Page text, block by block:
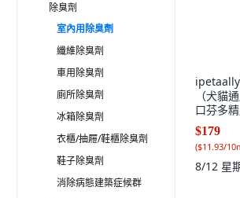
除臭劑
室內用除臭劑
纖維除臭劑
車用除臭劑
廁所除臭劑
冰箱除臭劑
衣櫃/抽屜/鞋櫃除臭劑
鞋子除臭劑
消除病態建築症候群
（犬貓
口芬多
$179
($11.93/
8/12 星